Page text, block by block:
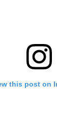
this post on